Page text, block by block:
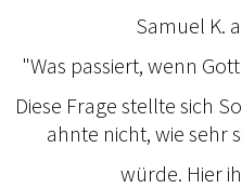
Samuel K.
"Was passiert, wenn
Diese Frage stellte sich
ahnte nicht, wie sehr
würde. Hier